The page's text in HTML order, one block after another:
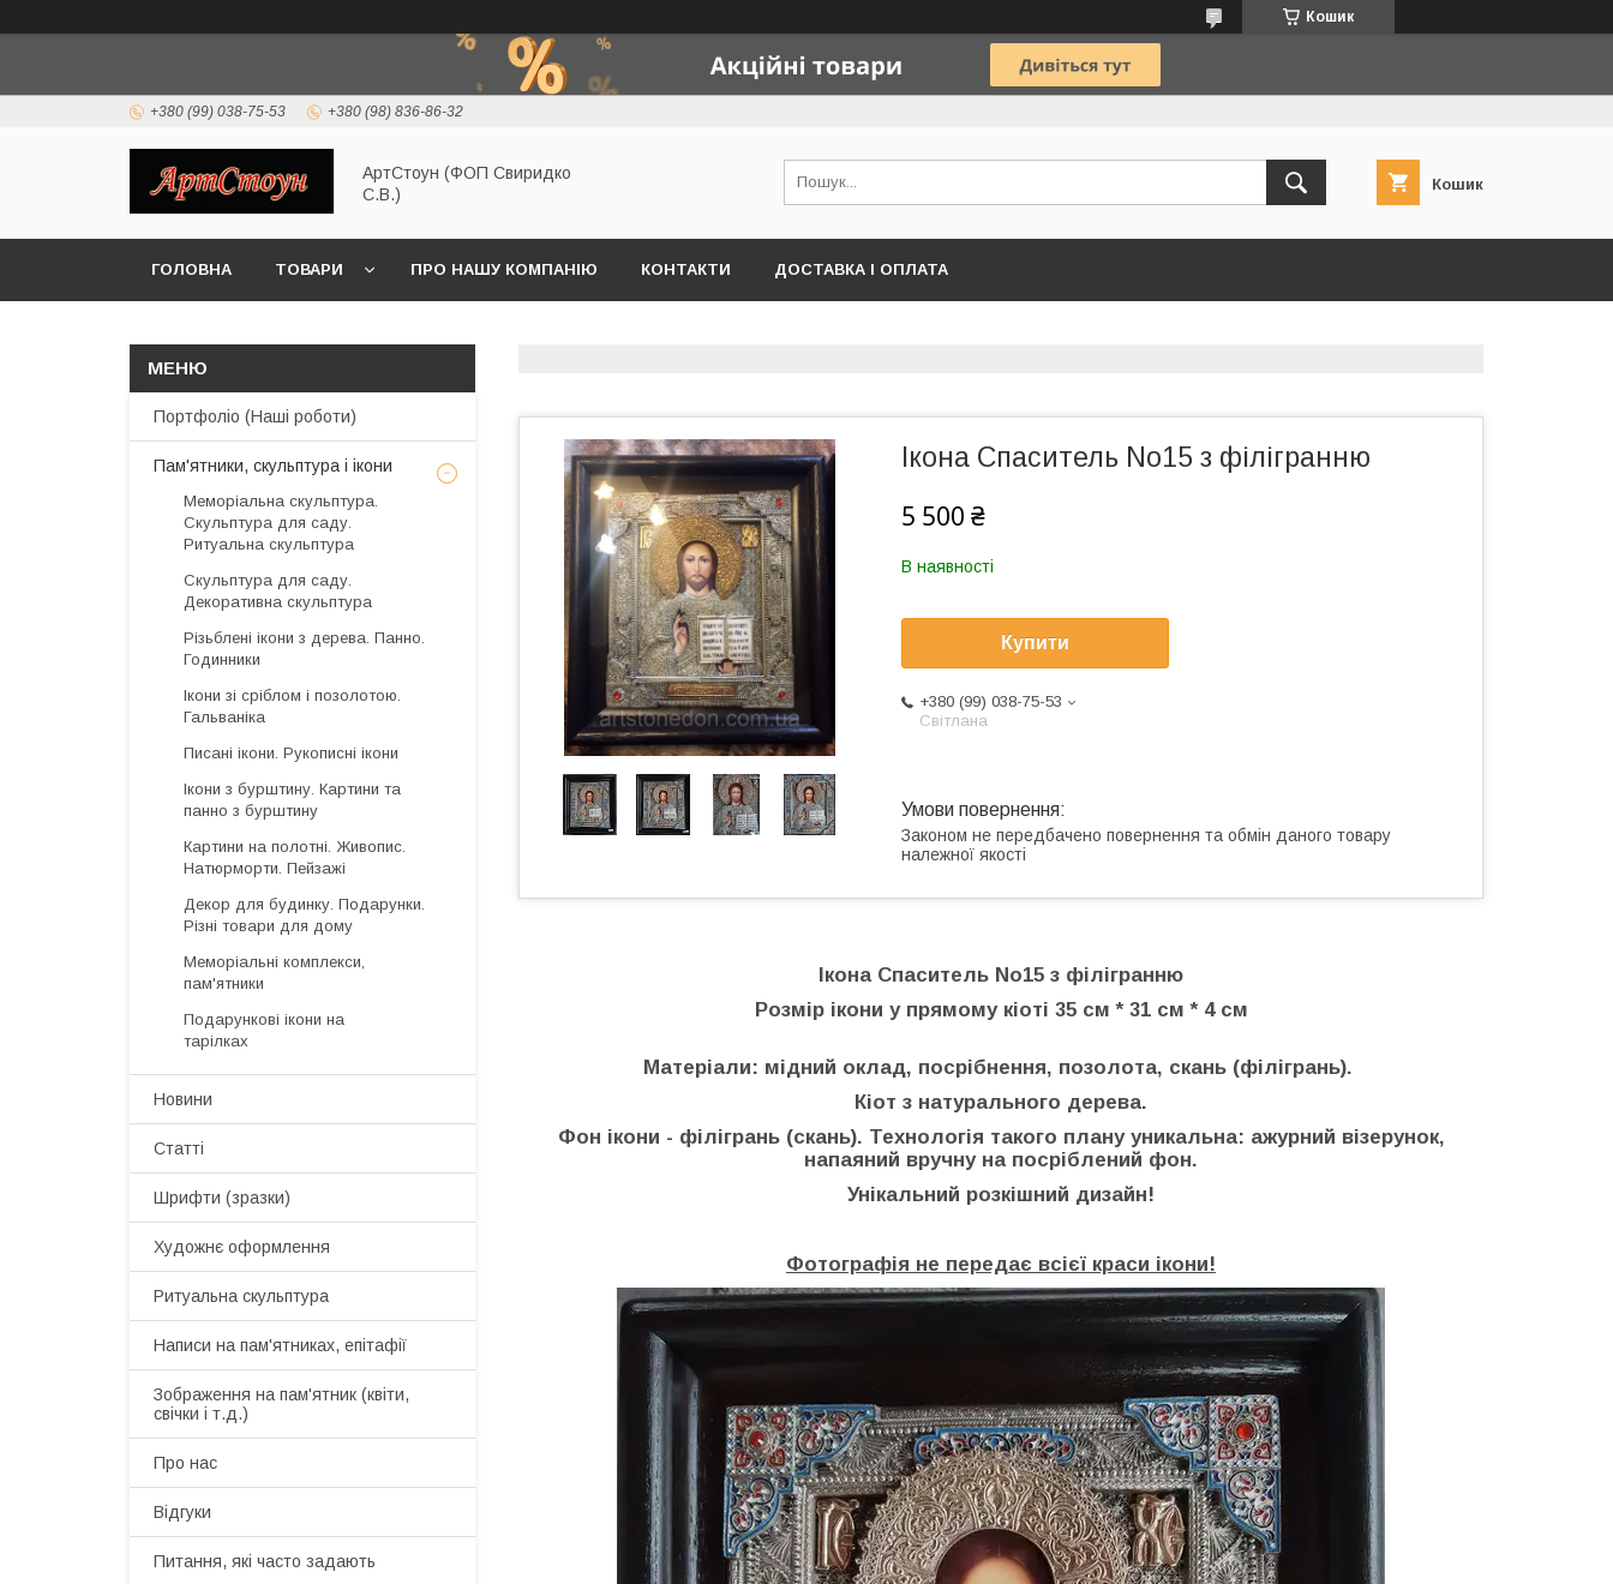
Кошик
+380 (99) 038-75-53 +380 (98) 836-86-32
АртСтоун (ФОП Свиридко
С.В.)
Кошик
ГОЛОВНА ТОВАРИ ПРО НАШУ КОМПАНІЮ КОНТАКТИ ДОСТАВКА І ОПЛАТА
Ікона Спаситель No15 з філігранню
5 500 ₴
В наявності
Купити
+380 (99) 038-75-53
Світлана
Законом не передбачено повернення та обмін даного товару
належної якості
Ікона Спаситель No15 з філігранню
Розмір ікони у прямому кіоті 35 см * 31 см * 4 см
Матеріали: мідний оклад, посрібнення, позолота, скань (філігрань).
Кіот з натурального дерева.
Фон ікони - філігрань (скань). Технологія такого плану уникальна: ажурний візерунок,
напаяний вручну на посріблений фон.
Унікальний розкішний дизайн!
Фотографія не передає всієї краси ікони!
Портфоліо (Наші роботи)
Пам'ятники, скульптура і ікони
Меморіальна скульптура.
Скульптура для саду.
Ритуальна скульптура
Скульптура для саду.
Декоративна скульптура
Різьблені ікони з дерева. Панно.
Годинники
Ікони зі сріблом і позолотою.
Гальваніка
Писані ікони. Рукописні ікони
Ікони з бурштину. Картини та
панно з бурштину
Картини на полотні. Живопис.
Натюрморти. Пейзажі
Декор для будинку. Подарунки.
Різні товари для дому
Меморіальні комплекси,
пам'ятники
Подарункові ікони на
тарілках
Новини
Статті
Шрифти (зразки)
Художнє оформлення
Ритуальна скульптура
Написи на пам'ятниках, епітафії
Зображення на пам'ятник (квіти,
свічки і т.д.)
Про нас
Відгуки
Питання, які часто задають